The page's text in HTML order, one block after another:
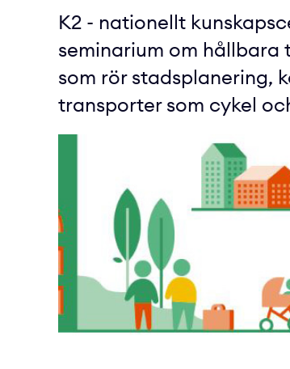
K2 - nationellt
seminarium om
som rör stadsplanering,
transporter som cykel